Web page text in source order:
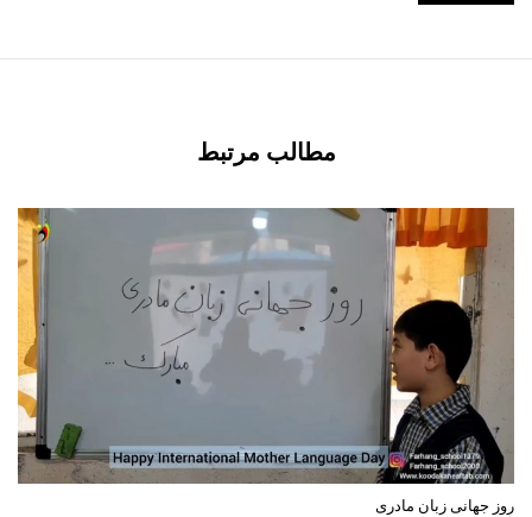
مطالب مرتبط
روز جهانی زبان مادری